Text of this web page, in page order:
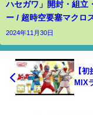
ハセガワ」開封・組立
ー / 超時空要塞マクロ
2024年11月30日
【
MIX